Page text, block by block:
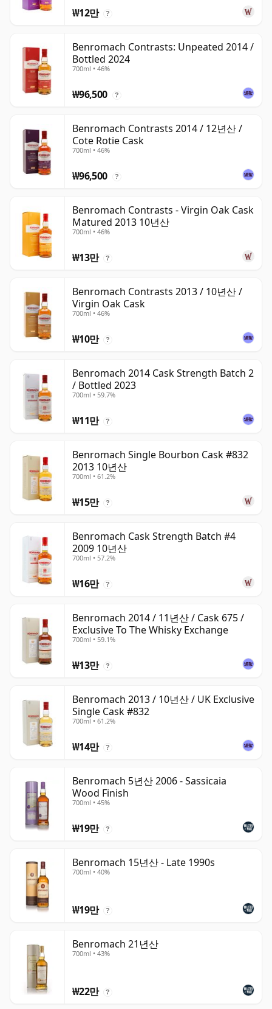
₩12만 ?
Benromach Contrasts: Unpeated 2014 /
Bottled 2024
700ml • 46%
₩96,500 ?
Benromach Contrasts 2014 / 12년산 /
Cote Rotie Cask
700ml • 46%
₩96,500 ?
Benromach Contrasts - Virgin Oak Cask
Matured 2013 10년산
700ml • 46%
₩13만 ?
Benromach Contrasts 2013 / 10년산 /
Virgin Oak Cask
700ml • 46%
₩10만 ?
Benromach 2014 Cask Strength Batch 2
/ Bottled 2023
700ml • 59.7%
₩11만 ?
Benromach Single Bourbon Cask #832
2013 10년산
700ml • 61.2%
₩15만 ?
Benromach Cask Strength Batch #4
2009 10년산
700ml • 57.2%
₩16만 ?
Benromach 2014 / 11년산 / Cask 675 /
Exclusive To The Whisky Exchange
700ml • 59.1%
₩13만 ?
Benromach 2013 / 10년산 / UK Exclusive
Single Cask #832
700ml • 61.2%
₩14만 ?
Benromach 5년산 2006 - Sassicaia
Wood Finish
700ml • 45%
₩19만 ?
Benromach 15년산 - Late 1990s
700ml • 40%
₩19만 ?
Benromach 21년산
700ml • 43%
₩22만 ?